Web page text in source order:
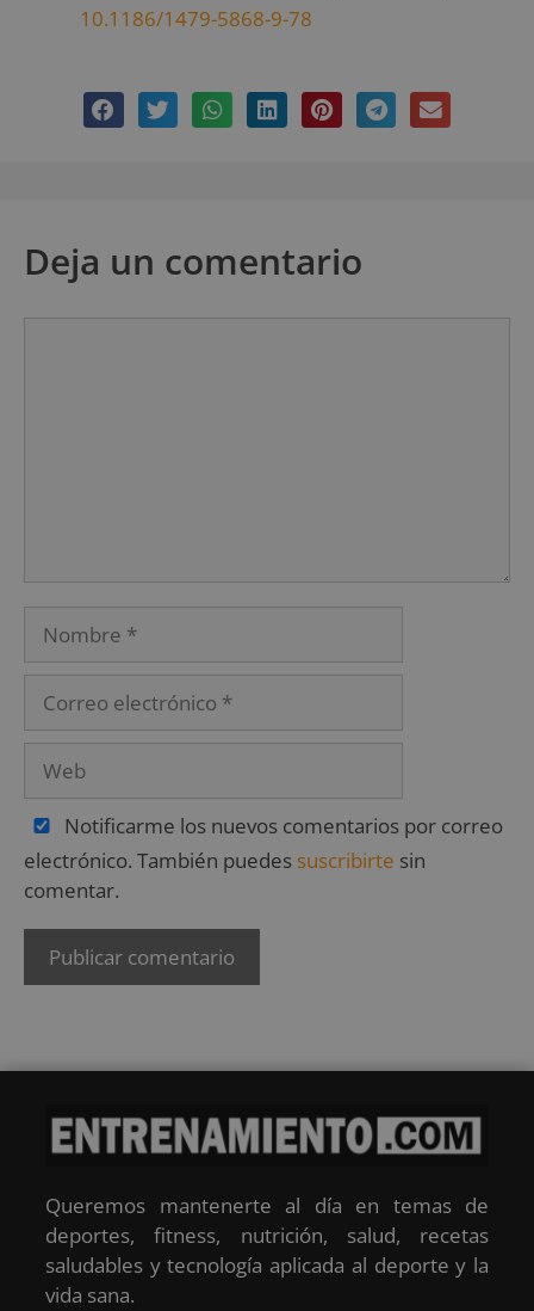
10.1186/1479-5868-9-78
Deja un comentario
Notificarme los nuevos comentarios por correo
electrónico. También puedes suscribirte sin
comentar.
Queremos mantenerte al día en temas de
deportes, fitness, nutrición, salud, recetas
saludables y tecnología aplicada al deporte y la
vida sana.